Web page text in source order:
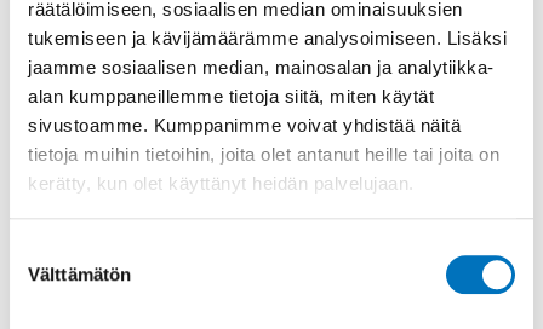
räätälöimiseen, sosiaalisen median ominaisuuksien
tukemiseen ja kävijämäärämme analysoimiseen. Lisäksi
jaamme sosiaalisen median, mainosalan ja analytiikka-
alan kumppaneillemme tietoja siitä, miten käytät
sivustoamme. Kumppanimme voivat yhdistää näitä
tietoja muihin tietoihin, joita olet antanut heille tai joita on
kerätty, kun olet käyttänyt heidän palvelujaan.
valinta
Välttämätön
yhteensä 2400 euroa palkkioina. Pelaajat voivat
ansaita jopa 20 euroa tunnissa. Palkkion suuruus
määräytyy automaattisesti esiintymän pinta-alan,
tiheyden ja lajin perusteella. Lisäksi paikalliselta
pelikartalta voi löytää bonusalueita, joiden
torjumisesta saa suuremman korvauksen.
etenemistä voi seurata sovelluksesta.